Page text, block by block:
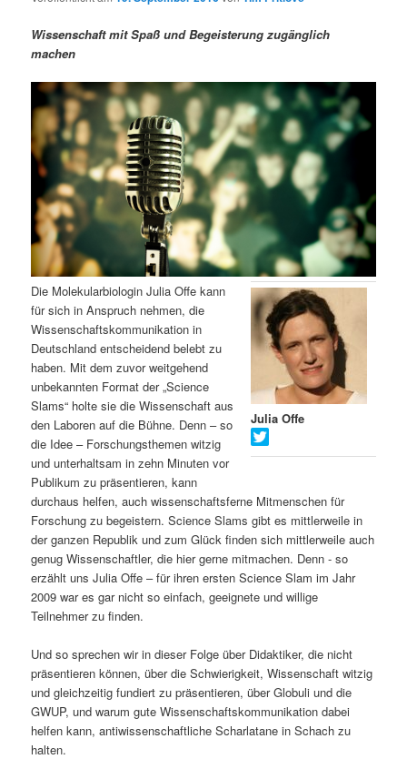
ä
r
e
I
n
h
a
l
t
s
p
r
i
n
g
e
n
n
d
ä
e
n
I
n
h
a
l
t
s
p
r
i
n
g
e
n
v
i
g
t
i
o
Wissenschaft mit Spaß und Begeisterung zugänglich
machen
Julia Offe
Die Molekularbiologin Julia Offe kann
für sich in Anspruch nehmen, die
Wissenschaftskommunikation in
Deutschland entscheidend belebt zu
haben. Mit dem zuvor weitgehend
unbekannten Format der „Science
Slams“ holte sie die Wissenschaft aus
den Laboren auf die Bühne. Denn – so
die Idee – Forschungsthemen witzig
und unterhaltsam in zehn Minuten vor
Publikum zu präsentieren, kann
durchaus helfen, auch wissenschaftsferne Mitmenschen für
Forschung zu begeistern. Science Slams gibt es mittlerweile in
der ganzen Republik und zum Glück finden sich mittlerweile auch
genug Wissenschaftler, die hier gerne mitmachen. Denn - so
erzählt uns Julia Offe – für ihren ersten Science Slam im Jahr
2009 war es gar nicht so einfach, geeignete und willige
Teilnehmer zu finden.
Und so sprechen wir in dieser Folge über Didaktiker, die nicht
präsentieren können, über die Schwierigkeit, Wissenschaft witzig
und gleichzeitig fundiert zu präsentieren, über Globuli und die
GWUP, und warum gute Wissenschaftskommunikation dabei
helfen kann, antiwissenschaftliche Scharlatane in Schach zu
halten.